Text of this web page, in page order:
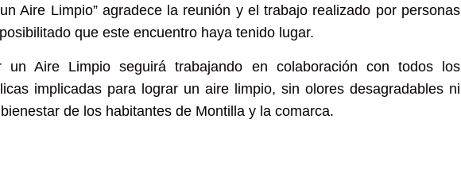
Aire Limpio” agradece la reunión y el trabajo realizado por personas
que este encuentro haya tenido lugar.
un Aire Limpio seguirá trabajando en colaboración con todos los
implicadas para lograr un aire limpio, sin olores desagradables ni
de los habitantes de Montilla y la comarca.